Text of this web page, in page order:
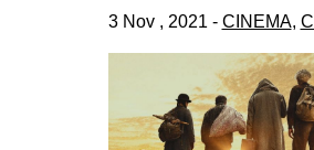
DEGENERAZIONE
GAZA FREESTYLE
CSOA
MSM
3 Nov , 2021 - CINEMA,